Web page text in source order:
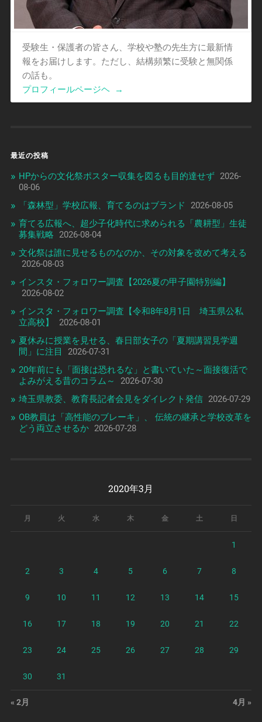
受験生・保護者の皆さん、学校や塾の先生方に最新情
報をお届けします。ただし、結構頻繁に受験と無関係
の話も。
プロフィールページヘ
→
最近の投稿
HPからの文化祭ポスター収集を図るも目的達せず 2026-
08-06
「森林型」学校広報、育てるのはブランド
2026-08-05
育てる広報へ、超少子化時代に求められる「農耕型」生徒
募集戦略
2026-08-04
文化祭は誰に見せるものなのか、その対象を改めて考える
2026-08-03
インスタ・フォロワー調査【2026夏の甲子園特別編】
2026-08-02
インスタ・フォロワー調査【令和8年8月1日 埼玉県公私
立高校】
2026-08-01
夏休みに授業を見せる、春日部女子の「夏期講習見学週
間」に注目
2026-07-31
20年前にも「面接は恐れるな」と書いていた～面接復活で
よみがえる昔のコラム～
2026-07-30
埼玉県教委、教育長記者会見をダイレクト発信 2026-07-29
OB教員は「高性能のブレーキ」、 伝統の継承と学校改革を
どう両立させるか 2026-07-28
2020年3月
月 火 水 木 金 土 日
1
2 3 4 5 6 7 8
9 10 11 12 13 14 15
16 17 18 19 20 21 22
23 24 25 26 27 28 29
30 31
« 2月 4月 »